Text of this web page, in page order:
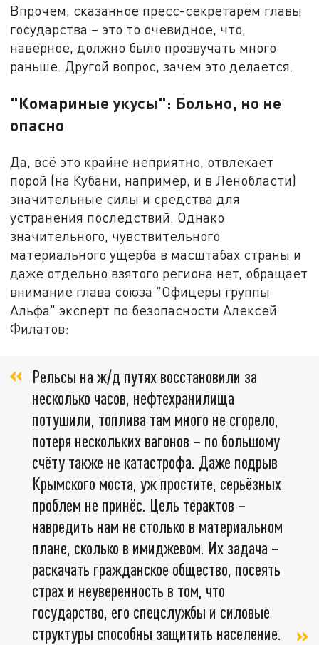
Впрочем, сказанное пресс-секретарём главы
государства – это то очевидное, что,
наверное, должно было прозвучать много
раньше. Другой вопрос, зачем это делается.
"Комариные укусы": Больно, но не
опасно
Да, всё это крайне неприятно, отвлекает
порой (на Кубани, например, и в Ленобласти)
значительные силы и средства для
устранения последствий. Однако
значительного, чувствительного
материального ущерба в масштабах страны и
даже отдельно взятого региона нет, обращает
внимание глава союза "Офицеры группы
Альфа" эксперт по безопасности Алексей
Филатов:
Рельсы на ж/д путях восстановили за
несколько часов, нефтехранилища
потушили, топлива там много не сгорело,
потеря нескольких вагонов – по большому
счёту также не катастрофа. Даже подрыв
Крымского моста, уж простите, серьёзных
проблем не принёс. Цель терактов –
навредить нам не столько в материальном
плане, сколько в имиджевом. Их задача –
раскачать гражданское общество, посеять
страх и неуверенность в том, что
государство, его спецслужбы и силовые
структуры способны защитить население.